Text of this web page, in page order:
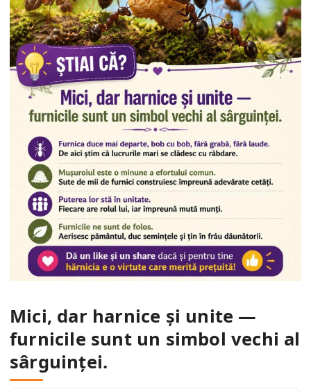
Mici, dar harnice și unite —
furnicile sunt un simbol vechi al
sârguinței.